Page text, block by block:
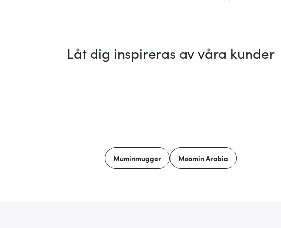
Låt dig inspireras av våra kunder
Muminmuggar Moomin Arabia